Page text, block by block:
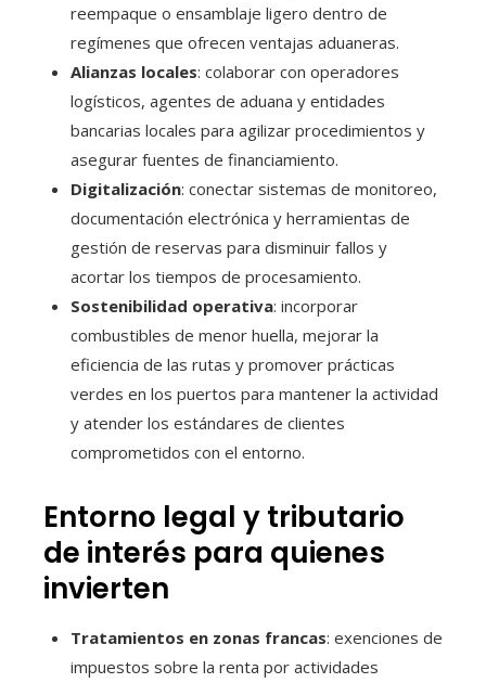
reempaque o ensamblaje ligero dentro de
regímenes que ofrecen ventajas aduaneras.
Alianzas locales: colaborar con operadores
logísticos, agentes de aduana y entidades
bancarias locales para agilizar procedimientos y
asegurar fuentes de financiamiento.
Digitalización: conectar sistemas de monitoreo,
documentación electrónica y herramientas de
gestión de reservas para disminuir fallos y
acortar los tiempos de procesamiento.
Sostenibilidad operativa: incorporar
combustibles de menor huella, mejorar la
eficiencia de las rutas y promover prácticas
verdes en los puertos para mantener la actividad
y atender los estándares de clientes
comprometidos con el entorno.
Entorno legal y tributario
de interés para quienes
invierten
Tratamientos en zonas francas: exenciones de
impuestos sobre la renta por actividades